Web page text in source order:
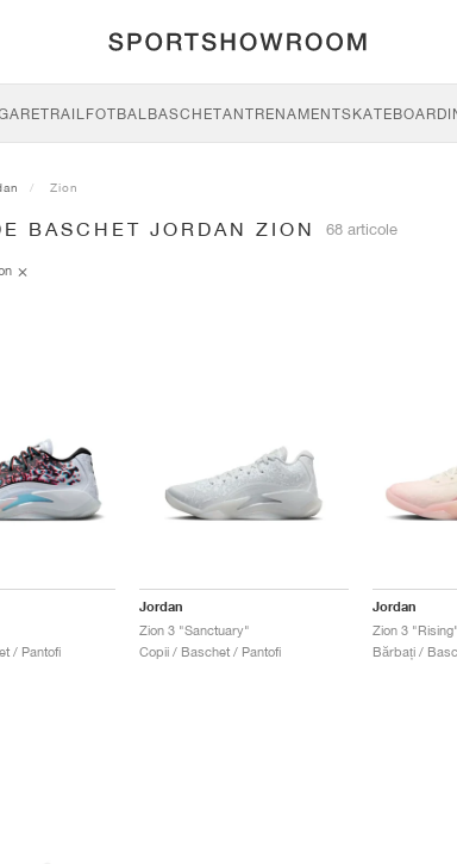
TRAILFOTBALBASCHETANTRENAMENT
Zion
BASCHET JORDAN ZION 68 articole
/ Pantofi
Jordan
Zion 3 "Sanctuary"
Copii / Baschet / Pantofi
Jordan
Zion 3 "Rising"
Bărbați /